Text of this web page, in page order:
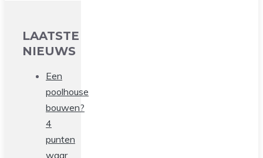
LAATSTE
NIEUWS
Een
poolhouse
bouwen?
4
punten
waar